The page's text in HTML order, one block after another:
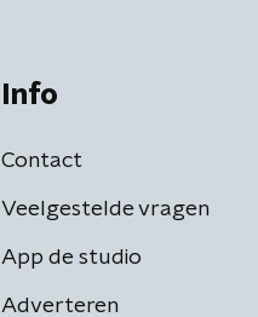
Info
Contact
Veelgestelde vragen
App de studio
Adverteren